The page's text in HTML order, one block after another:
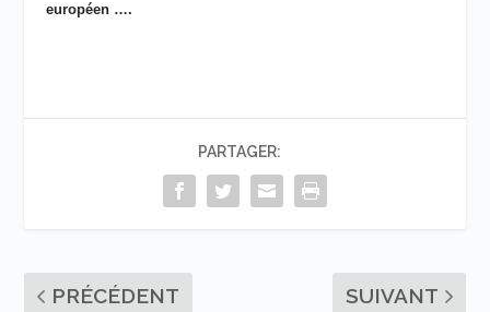
européen ….
PARTAGER:
PRÉCÉDENT SUIVANT